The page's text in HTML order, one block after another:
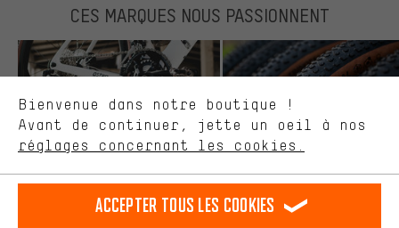
CES MARQUES NOUS PASSIONNENT
Bienvenue dans notre boutique !
Avant de continuer, jette un oeil à nos
réglages concernant les cookies.
Plus de performance
Ce que tu cherches sur notre boutique et ce dont tu as besoin :
ça nous intéresse. Avec les cookies 'performance', tu peux nous
nous proposons grâce à ton comportement d'achat.
Plus de confort
est plus confortable. Avec les cookies de confort, nous
Nous pouvons ainsi mettre à ta disposition d'autres contenus et
Accepter tous les cookies